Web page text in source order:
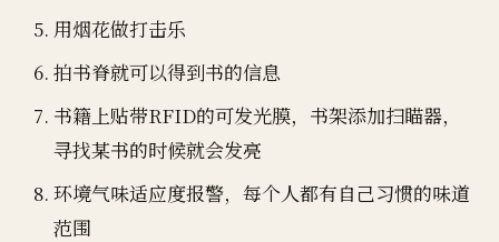
用烟花做打击乐
拍书脊就可以得到书的信息
书籍上贴带RFID的可发光膜，书架添加扫瞄器，
寻找某书的时候就会发亮
环境气味适应度报警，每个人都有自己习惯的味道
范围